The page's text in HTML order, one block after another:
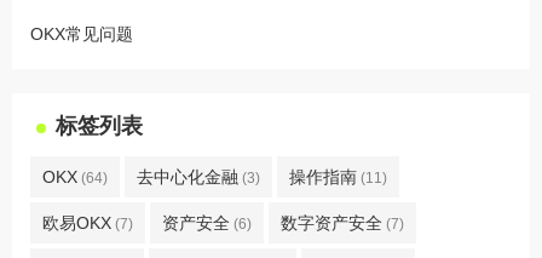
OKX常见问题
标签列表
OKX (64) 去中心化金融 (3) 操作指南 (11)
欧易OKX (7) 资产安全 (6) 数字资产安全 (7)